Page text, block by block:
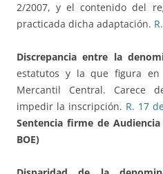
2/2007, y el contenido del
practicada dicha adaptación.
Discrepancia entre la
estatutos y la que figura en
Mercantil Central. Carece
impedir la inscripción. R. 17
Sentencia firme de
BOE)